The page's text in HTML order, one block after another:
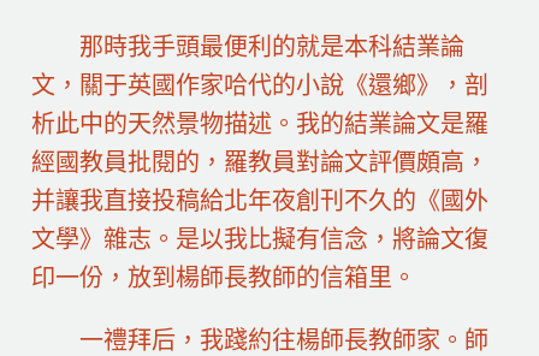
那時我手頭最便利的就是本科結業論
文，關于英國作家哈代的小說《還鄉》，剖
析此中的天然景物描述。我的結業論文是羅
經國教員批閱的，羅教員對論文評價頗高，
并讓我直接投稿給北年夜創刊不久的《國外
文學》雜志。是以我比擬有信念，將論文復
印一份，放到楊師長教師的信箱里。
一禮拜后，我踐約往楊師長教師家。師